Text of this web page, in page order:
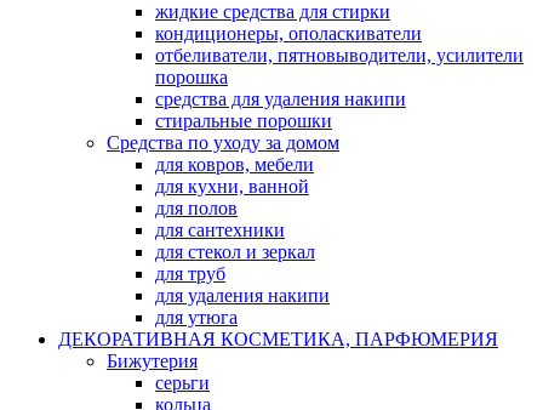
жидкие средства для стирки
кондиционеры, ополаскиватели
отбеливатели, пятновыводители, усилители
порошка
средства для удаления накипи
стиральные порошки
Средства по уходу за домом
для ковров, мебели
для кухни, ванной
для полов
для сантехники
для стекол и зеркал
для труб
для удаления накипи
для утюга
ДЕКОРАТИВНАЯ КОСМЕТИКА, ПАРФЮМЕРИЯ
Бижутерия
серьги
кольца